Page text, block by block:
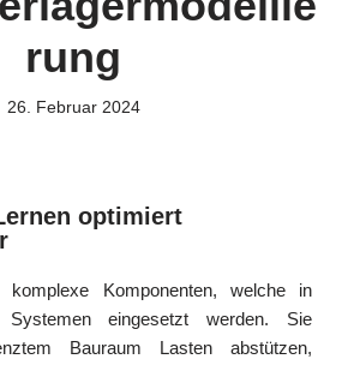
rung
26. Februar 2024
optimiert
komplexe Komponenten, welche in
Systemen eingesetzt werden. Sie
Bauraum Lasten abstützen,